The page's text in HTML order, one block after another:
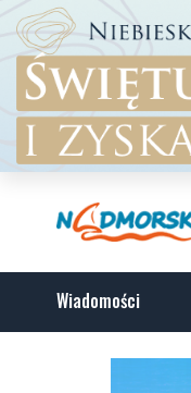
Wiadomości